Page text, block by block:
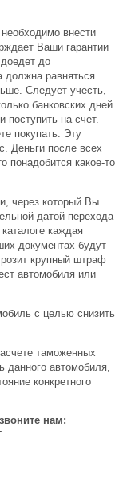
внести
Ваши гарантии
до
должна равняться
Следует учесть,
банковских дней
на счет.
покупать. Эту
Деньги после всех
понадобится какое-то
через который Вы
датой перехода
каждая
документах будут
крупный штраф
автомобиля или
с целью снизить
таможенных
данного автомобиля,
конкретного
нам: